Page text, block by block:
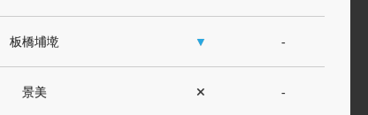
板橋埔墘 ▼ -
景美 ✕ -